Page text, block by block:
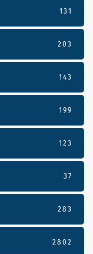
131
203
143
199
123
37
283
2802